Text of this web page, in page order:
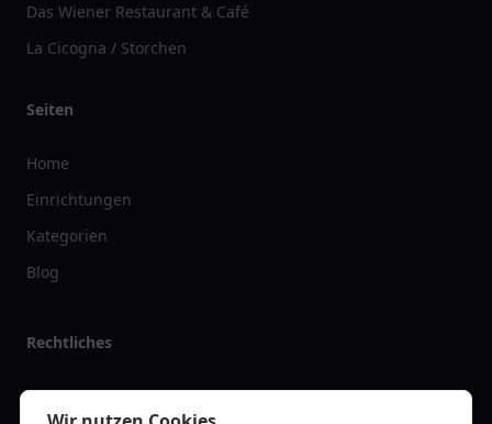
Das Wiener Restaurant & Café
La Cicogna / Storchen
Seiten
Home
Einrichtungen
Kategorien
Blog
Rechtliches
Impressum